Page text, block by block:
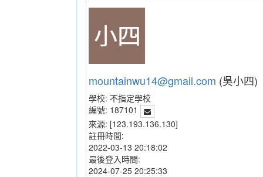
mountainwu14@gmail.com (吳小四)
學校: 不指定學校
編號: 187101
來源: [123.193.136.130]
註冊時間:
2022-03-13 20:18:02
最後登入時間:
2024-07-25 20:25:33